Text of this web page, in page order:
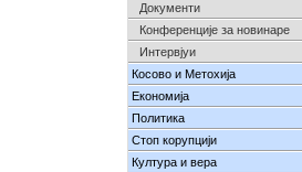
Документи
Конференције за новинаре
Интервјуи
Косово и Метохија
Економија
Политика
Стоп корупцији
Култура и вера